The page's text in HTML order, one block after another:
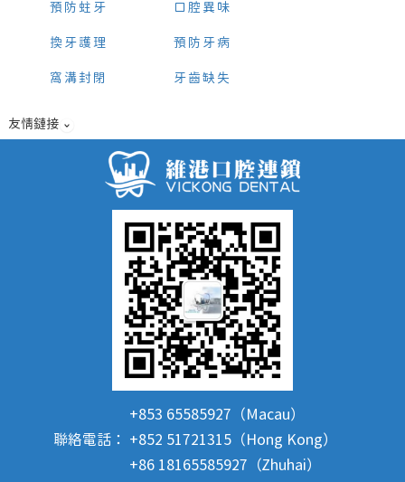
預防蛀牙
換牙護理
窩溝封閉
口腔異味
預防牙病
牙齒缺失
友情鏈接
聯絡電話：
+853 65585927（Macau）
+852 51721315（Hong Kong）
+86 18165585927（Zhuhai）